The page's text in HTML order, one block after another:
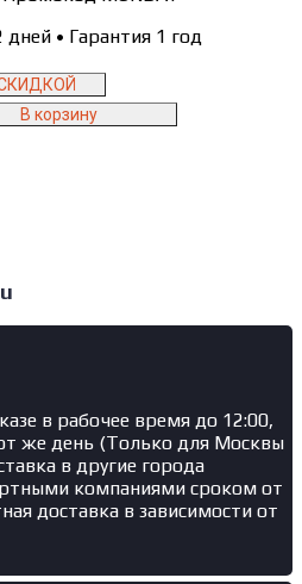
дней • Гарантия 1 год
СКИДКОЙ
В корзину
в рабочее время до 12:00,
же день (Только для Москвы
в другие города
компаниями сроком от
доставка в зависимости от